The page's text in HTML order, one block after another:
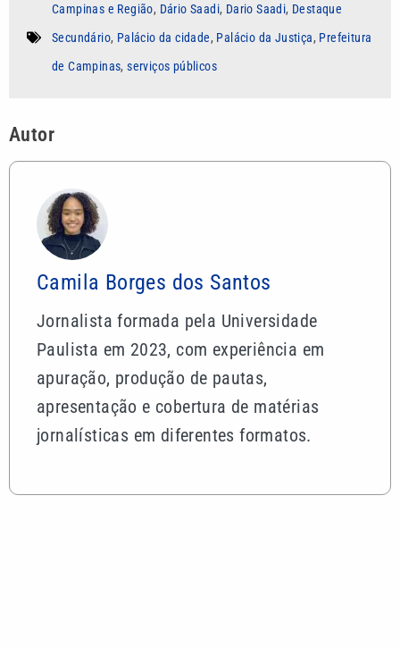
Campinas e Região, Dário Saadi, Dario Saadi, Destaque
Secundário, Palácio da cidade, Palácio da Justiça, Prefeitura
de Campinas,serviços públicos
Autor
Camila Borges dos Santos
Jornalista formada pela Universidade
Paulista em 2023, com experiência em
apuração, produção de pautas,
apresentação e cobertura de matérias
jornalísticas em diferentes formatos.